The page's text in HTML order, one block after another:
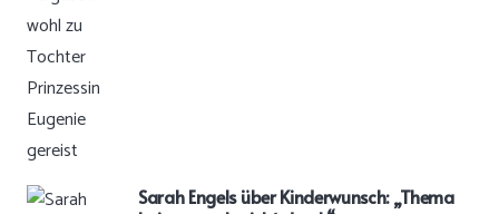
Sarah Engels über Kinderwunsch: „Thema